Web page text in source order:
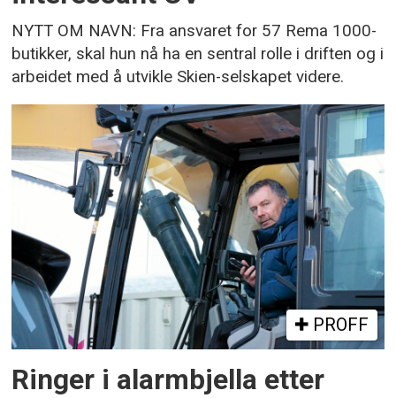
NYTT OM NAVN: Fra ansvaret for 57 Rema 1000-
butikker, skal hun nå ha en sentral rolle i driften og i
arbeidet med å utvikle Skien-selskapet videre.
PROFF
Ringer i alarmbjella etter